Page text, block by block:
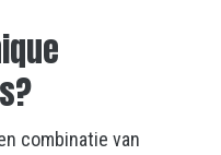
combinatie van